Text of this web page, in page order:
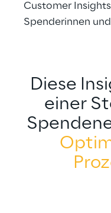
Customer
Spenderinnen
Diese
einer